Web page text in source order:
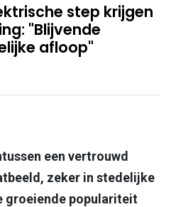
step krijgen
"Blijvende
afloop"
Mail
via link
een vertrouwd
zeker in stedelijke
groeiende populariteit